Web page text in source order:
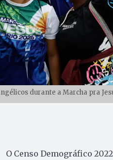
durante a Marcha pra
O Censo Demográfico